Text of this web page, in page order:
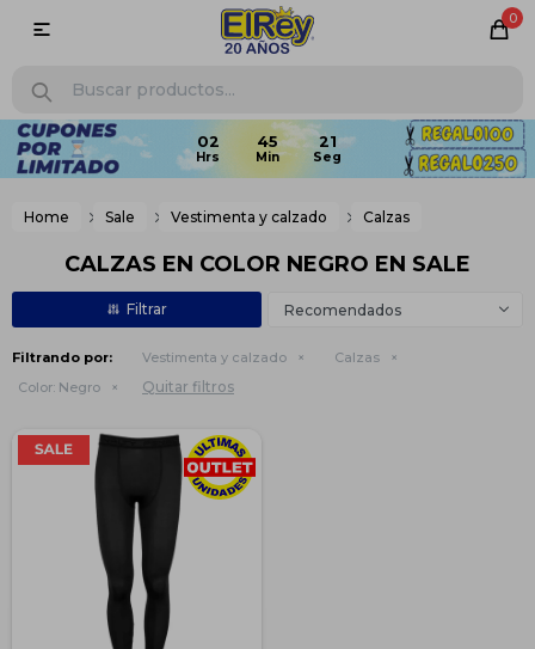
0

02 45 20
Home Sale Vestimenta y calzado Calzas
CALZAS EN COLOR NEGRO EN SALE
Recomendados
Filtrando por: Vestimenta y calzado
Calzas
Color: Negro Quitar filtros